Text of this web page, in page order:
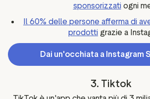
sponsorizzatiogni
Il 60% delle persone afferma di
prodotti grazie a
Dai un'occhiata a Instagram
3. Tiktok